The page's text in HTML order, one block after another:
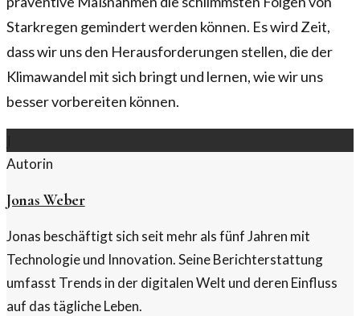
Starkregen gemindert werden können. Es wird Zeit,
dass wir uns den Herausforderungen stellen, die der
Klimawandel mit sich bringt und lernen, wie wir uns
besser vorbereiten können.
Autorin
Jonas Weber
Jonas beschäftigt sich seit mehr als fünf Jahren mit
Technologie und Innovation. Seine Berichterstattung
umfasst Trends in der digitalen Welt und deren Einfluss
auf das tägliche Leben.